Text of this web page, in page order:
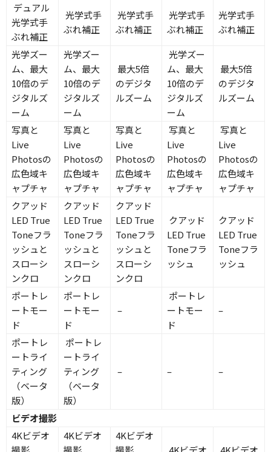
デュアル
光学式手
ぶれ補正
光学式手
ぶれ補正
光学式手
ぶれ補正
光学式手
ぶれ補正
光学式手
ぶれ補正
光学ズー
ム、 最大
10倍のデ
ジタルズ
ーム
光学ズー
ム、最大
10倍のデ
ジタルズ
ーム
最大5倍
のデジタ
ルズーム
光学ズー
ム、最大
10倍のデ
ジタルズ
ーム
最大5倍
のデジタ
ルズーム
写真と
Live
Photosの
広色域キ
ャプチャ
写真と
Live
Photosの
広色域キ
ャプチャ
写真と
Live
Photosの
広色域キ
ャプチャ
写真と
Live
Photosの
広色域キ
ャプチャ
写真と
Live
Photosの
広色域キ
ャプチャ
クアッド
LED True
Toneフラ
ッシュと
スローシ
ンクロ
クアッド
LED True
Toneフラ
ッシュと
スローシ
ンクロ
クアッド
LED True
Toneフラ
ッシュと
スローシ
ンクロ
クアッド
LED True
Toneフラ
ッシュ
クアッド
LED True
Toneフラ
ッシュ
ポートレ
ートモー
ド
ポートレ
ートモー
ド
–
ポートレ
ートモー
ド
–
ポートレ
ートライ
ティング
（ベータ
版）
ポートレ
ートライ
ティング
（ベータ
版）
– – –
ビデオ撮影
4Kビデオ
4Kビデオ
4Kビデオ